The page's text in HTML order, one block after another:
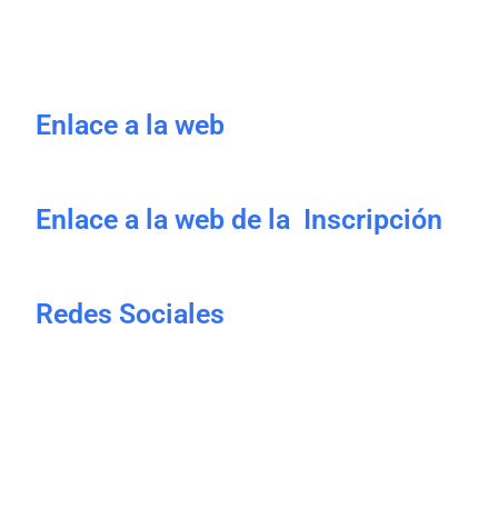
Enlace a la web
Enlace a la web de la Inscripción
Redes Sociales